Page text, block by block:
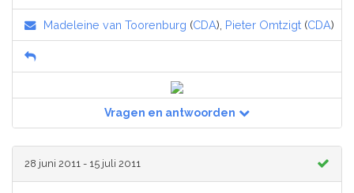
Madeleine van Toorenburg (CDA), Pieter Omtzigt (CDA)
Vragen en antwoorden
28 juni 2011 - 15 juli 2011